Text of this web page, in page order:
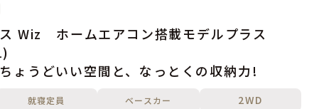
Wiz ホームエアコン搭載モデルプラス
ょうどいい空間と、なっとくの収納力!
就寝定員 ベースカー
2WD